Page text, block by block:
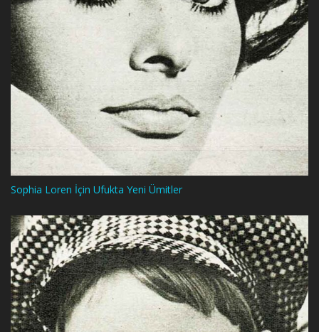
Sophia Loren İçin Ufukta Yeni Ümitler